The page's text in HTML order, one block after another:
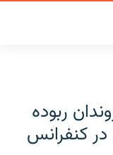
ربوده
کنفرانس